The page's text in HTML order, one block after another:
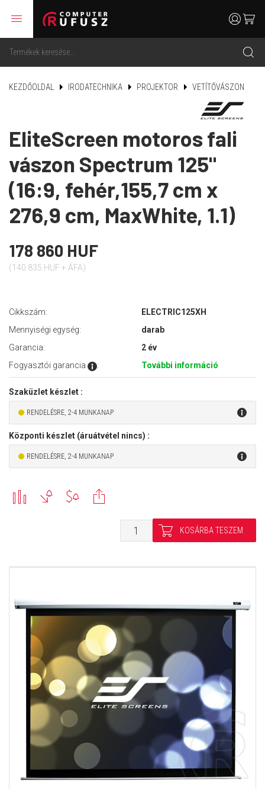
menu
search
usercart
KEZDŐOLDAL IRODATECHNIKA PROJEKTOR VETÍTŐVÁSZON
EliteScreen motoros fali
vászon Spectrum 125"
(16:9, fehér,155,7 cm x
276,9 cm, MaxWhite, 1.1)
178 860 HUF
(140 835 HUF + ÁFA)
Cikkszám:
ELECTRIC125XH
Mennyiségi egység:
darab
Garancia:
2 év
Fogyasztói garancia
: További információ
Szaküzlet készlet :
RENDELÉSRE, 2-4 MUNKANAP
Központi készlet (áruátvétel nincs) :
RENDELÉSRE, 2-4 MUNKANAP